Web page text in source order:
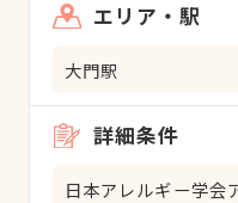
エリア・駅
大門駅
詳細条件
日本アレルギー学会